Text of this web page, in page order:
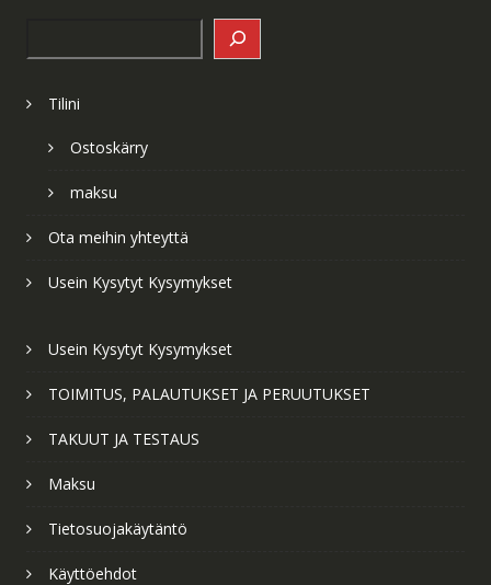
Tilini
Ostoskärry
maksu
Ota meihin yhteyttä
Usein Kysytyt Kysymykset
Usein Kysytyt Kysymykset
TOIMITUS, PALAUTUKSET JA PERUUTUKSET
TAKUUT JA TESTAUS
Maksu
Tietosuojakäytäntö
Käyttöehdot